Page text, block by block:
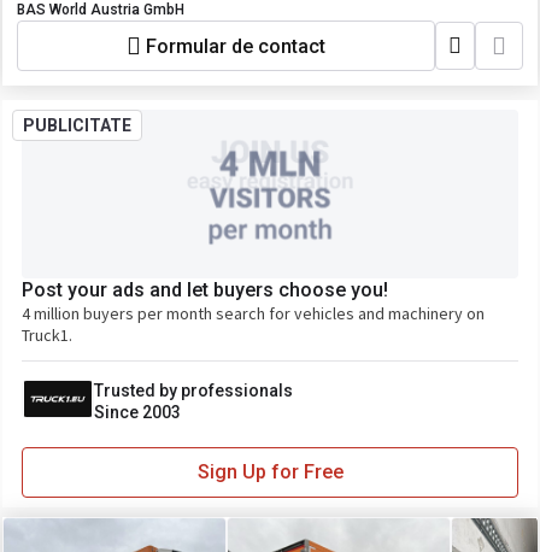
BAS World Austria GmbH
Formular de contact
PUBLICITATE
Post your ads and let buyers choose you!
4 million buyers per month search for vehicles and machinery on
Truck1.
Trusted by professionals
Since 2003
Sign Up for Free